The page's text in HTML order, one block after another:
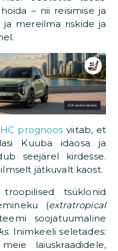
– nii reisimise ja
mereilma riskide ja
prognoos viitab, et
Kuuba idaosa ja
seejärel kirdesse.
jätkuvalt kaost.
tsüklonid
(extratropical
soojatuumaline
. Inimkeeli seletades:
laiuskraadidele,